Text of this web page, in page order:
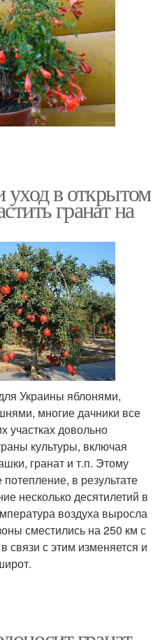
уход в открытом
гранат на
Украины яблонями,
многие дачники все
довольно
культуры, включая
гранат и т.п. Этому
в результате
несколько десятилетий в
воздуха выросла
сместились на 250 км с
связи с этим изменяется и